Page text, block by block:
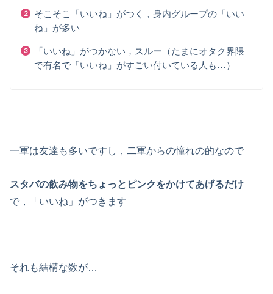
そこそこ「いいね」がつく，身内グループの「いい
ね」が多い
「いいね」がつかない，スルー（たまにオタク界隈
で有名で「いいね」がすごい付いている人も…）
一軍は友達も多いですし，二軍からの憧れの的なので
スタバの飲み物をちょっとピンクをかけてあげるだけ
で，「いいね」がつきます
それも結構な数が…